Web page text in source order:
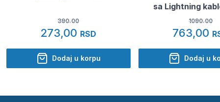
390.00
273,00 RSD
Dodaj u korpu
sa Lightning
1090.00
763,00
Dodaj u